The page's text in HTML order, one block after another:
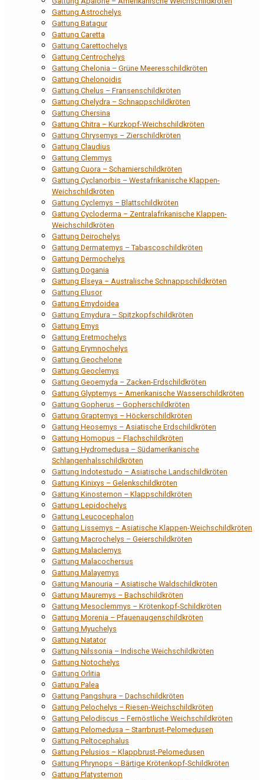
Gattung Astrochelys
Gattung Batagur
Gattung Caretta
Gattung Carettochelys
Gattung Centrochelys
Gattung Chelonia – Grüne Meeresschildkröten
Gattung Chelonoidis
Gattung Chelus – Fransenschildkröten
Gattung Chelydra – Schnappschildkröten
Gattung Chersina
Gattung Chitra – Kurzkopf-Weichschildkröten
Gattung Chrysemys – Zierschildkröten
Gattung Claudius
Gattung Clemmys
Gattung Cuora – Scharnierschildkröten
Gattung Cyclanorbis – Westafrikanische Klappen-
Weichschildkröten
Gattung Cyclemys – Blattschildkröten
Gattung Cycloderma – Zentralafrikanische Klappen-
Weichschildkröten
Gattung Deirochelys
Gattung Dermatemys – Tabascoschildkröten
Gattung Dermochelys
Gattung Dogania
Gattung Elseya – Australische Schnappschildkröten
Gattung Elusor
Gattung Emydoidea
Gattung Emydura – Spitzkopfschildkröten
Gattung Emys
Gattung Eretmochelys
Gattung Erymnochelys
Gattung Geochelone
Gattung Geoclemys
Gattung Geoemyda – Zacken-Erdschildkröten
Gattung Glyptemys – Amerikanische Wasserschildkröten
Gattung Gopherus – Gopherschildkröten
Gattung Graptemys – Höckerschildkröten
Gattung Heosemys – Asiatische Erdschildkröten
Gattung Homopus – Flachschildkröten
Gattung Hydromedusa – Südamerikanische
Schlangenhalsschildkröten
Gattung Indotestudo – Asiatische Landschildkröten
Gattung Kinixys – Gelenkschildkröten
Gattung Kinosternon – Klappschildkröten
Gattung Lepidochelys
Gattung Leucocephalon
Gattung Lissemys – Asiatische Klappen-Weichschildkröten
Gattung Macrochelys – Geierschildkröten
Gattung Malaclemys
Gattung Malacochersus
Gattung Malayemys
Gattung Manouria – Asiatische Waldschildkröten
Gattung Mauremys – Bachschildkröten
Gattung Mesoclemmys – Krötenkopf-Schildkröten
Gattung Morenia – Pfauenaugenschildkröten
Gattung Myuchelys
Gattung Natator
Gattung Nilssonia – Indische Weichschildkröten
Gattung Notochelys
Gattung Orlitia
Gattung Palea
Gattung Pangshura – Dachschildkröten
Gattung Pelochelys – Riesen-Weichschildkröten
Gattung Pelodiscus – Fernöstliche Weichschildkröten
Gattung Pelomedusa – Starrbrust-Pelomedusen
Gattung Peltocephalus
Gattung Pelusios – Klappbrust-Pelomedusen
Gattung Phrynops – Bärtige Krötenkopf-Schildkröten
Gattung Platysternon